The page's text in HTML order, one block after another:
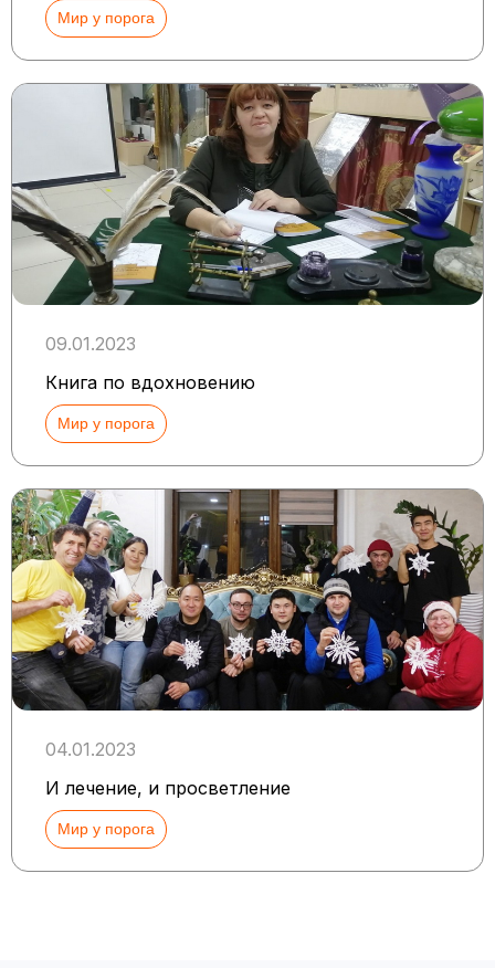
Мир у порога
09.01.2023
Книга по вдохновению
Мир у порога
04.01.2023
И лечение, и просветление
Мир у порога